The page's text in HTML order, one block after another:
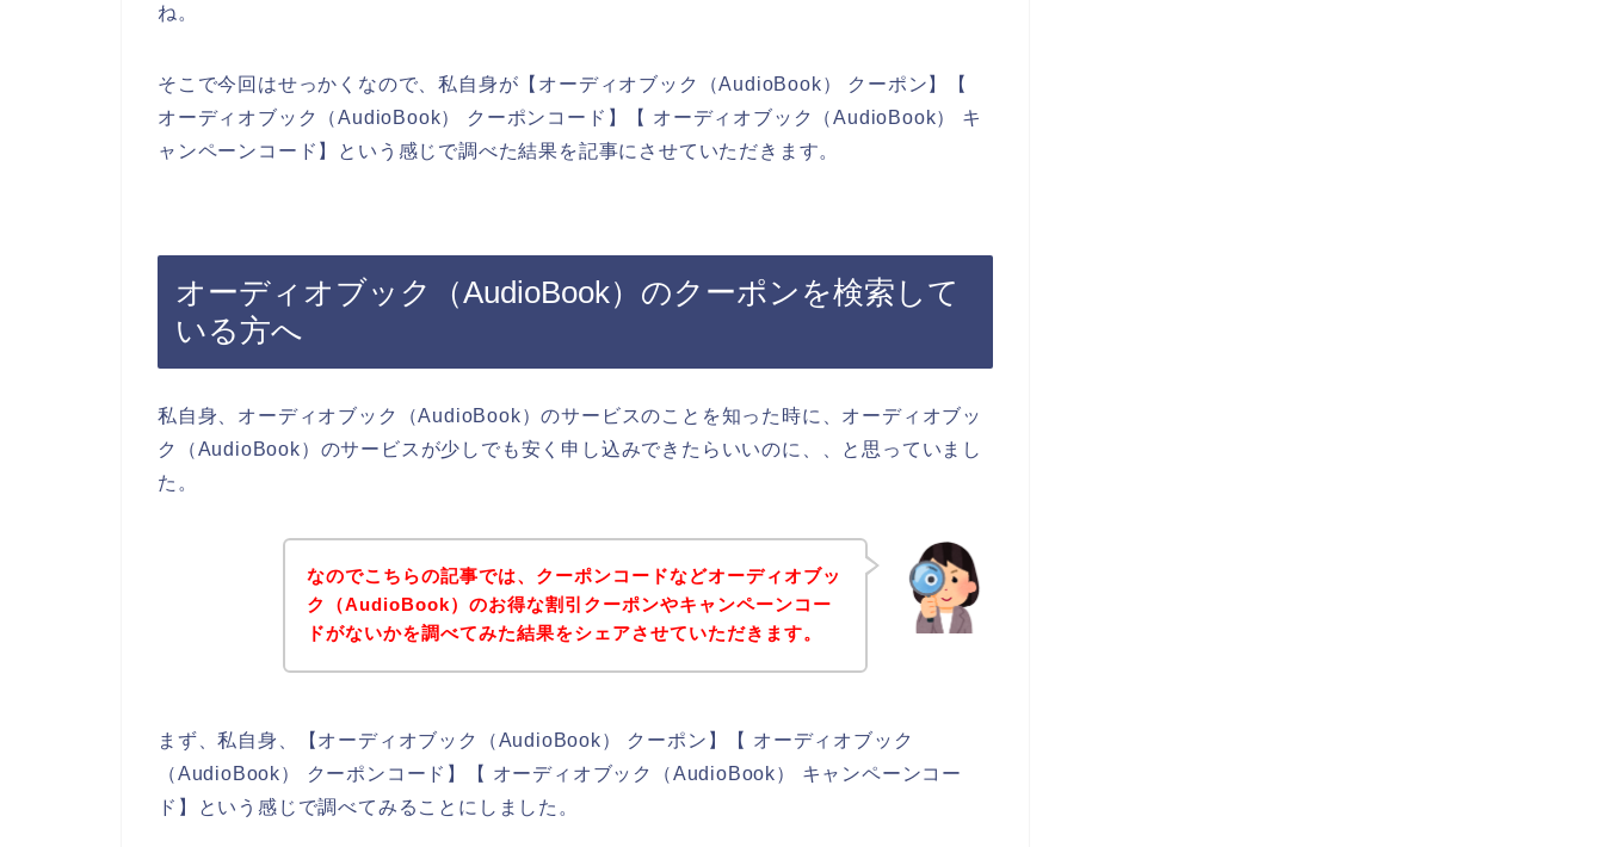
ね。
そこで今回はせっかくなので、私自身が【オーディオブック（AudioBook） クーポン】【
オーディオブック（AudioBook） クーポンコード】【 オーディオブック（AudioBook） キ
ャンペーンコード】という感じで調べた結果を記事にさせていただきます。
オーディオブック（AudioBook）のクーポンを検索して
いる方へ
私自身、オーディオブック（AudioBook）のサービスのことを知った時に、オーディオブッ
ク（AudioBook）のサービスが少しでも安く申し込みできたらいいのに、、と思っていまし
た。
なのでこちらの記事では、クーポンコードなどオーディオブッ
ク（AudioBook）のお得な割引クーポンやキャンペーンコー
ドがないかを調べてみた結果をシェアさせていただきます。
まず、私自身、【オーディオブック（AudioBook） クーポン】【 オーディオブック
（AudioBook） クーポンコード】【 オーディオブック（AudioBook） キャンペーンコー
ド】という感じで調べてみることにしました。